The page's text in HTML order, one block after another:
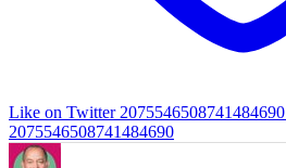
Like on Twitter 2075546508741484690
2075546508741484690